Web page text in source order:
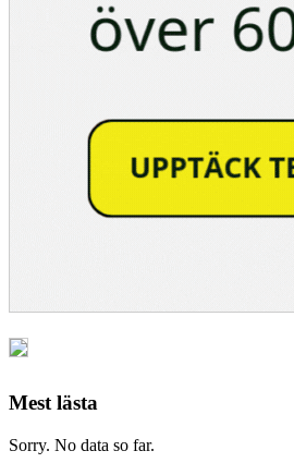
Mest lästa
Sorry. No data so far.